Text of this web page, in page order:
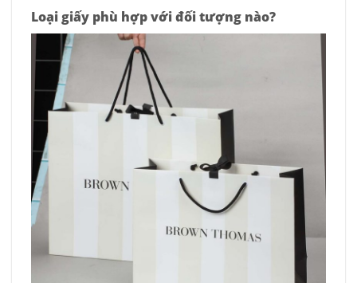
Loại giấy phù hợp với đối tượng nào?